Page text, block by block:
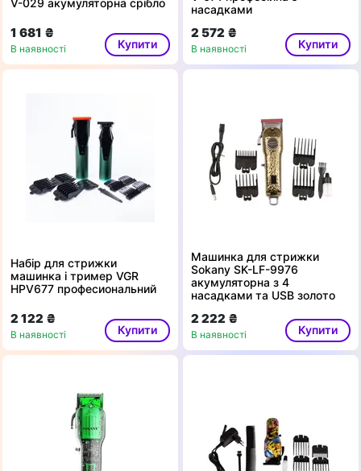
V-029 акумуляторна срібло
1 681 ₴
В наявності Купити
насадками
2 572 ₴
В наявності Купити
Набір для стрижки
машинка і тример VGR
HPV677 професиональний
2 122 ₴
В наявності Купити
Машинка для стрижки
Sokany SK-LF-9976
акумуляторна з 4
насадками та USB золото
2 222 ₴
В наявності Купити